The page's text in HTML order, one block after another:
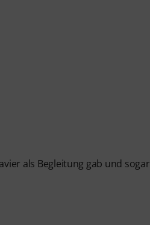
als Begleitung gab und